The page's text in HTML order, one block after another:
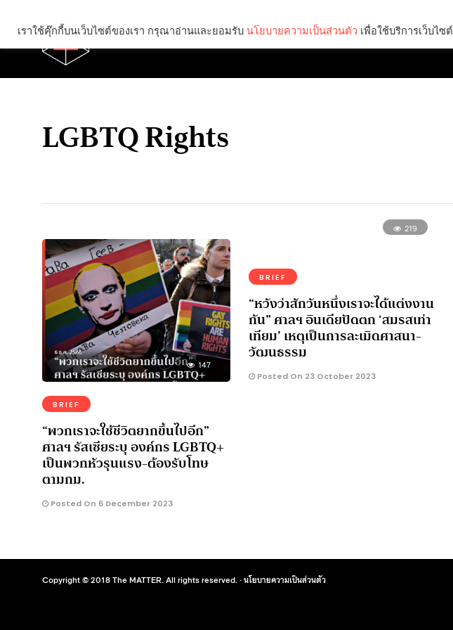
LGBTQ Rights
147
BRIEF
“พวกเราจะใช้ชีวิตยากขึ้นไปอีก”
ศาลฯ รัสเซียระบุ องค์กร LGBTQ+
เป็นพวกหัวรุนแรง-ต้องรับโทษ
ตามกม.
Posted On 6 December 2023
219
BRIEF
“หวังว่าสักวันหนึ่งเราจะได้แต่งงาน
กัน” ศาลฯ อินเดียปัดตก ‘สมรสเท่า
เทียม’ เหตุเป็นการละเมิดศาสนา-
วัฒนธรรม
Posted On 23 October 2023
Copyright © 2018 The MATTER. All rights reserved. ·นโยบายความเป็นส่วนตัว
เราใช้คุ๊กกี้บนเว็บไซต์ของเรา กรุณาอ่านและยอมรับ นโยบายความเป็นส่วนตัว เพื่อใช้บริการเว็บไซต์